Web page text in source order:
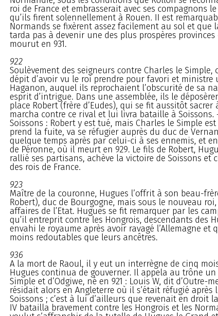
roi de France et embrasserait avec ses compagnons
qu’ils firent solennellement à Rouen. II est
Normands se fixèrent assez facilement au sol et que
tarda pas à devenir une des plus prospères provinces
mourut en 931.
922
Soulèvement des seigneurs contre Charles le Simple,
dépit d’avoir vu le roi prendre pour favori et ministre
Haganon, auquel ils reprochaient l’obscurité de sa
esprit d’intrigue. Dans une assemblée, ils le
place Robert (frère d’Eudes), qui se fit aussitôt sacrer
marcha contre ce rival et lui livra bataille à
Soissons : Robert y est tué, mais Charles le Simple
prend la fuite, va se réfugier auprès du duc de
quelque temps après par celui-ci à ses ennemis, et
de Péronne, où il meurt en 929. Le fils de Robert,
rallié ses partisans, achève la victoire de Soissons et
des rois de France.
923
Maître de la couronne, Hugues l’offrit à son beau-
Robert), duc de Bourgogne, mais sous le nouveau
affaires de l’Etat. Hugues se fit remarquer par les
qu’il entreprit contre les Hongrois, descendants des
envahi le royaume après avoir ravagé l’Allemagne et
moins redoutables que leurs ancêtres.
936
A la mort de Raoul, il y eut un interrègne de cinq
Hugues continua de gouverner. Il appela au trône
Simple et d’Odgiwe, né en 921 : Louis W, dit d’Outre-
résidait alors en Angleterre où il s’était réfugié après
Soissons ; c’est à lui d’ailleurs que revenait en droit
IV batailla bravement contre les Hongrois et les